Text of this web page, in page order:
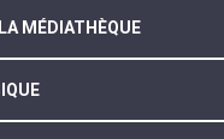
MÉDIATHÈQUE